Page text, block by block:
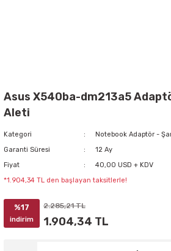
Asus X540ba-dm213a5
Aleti
Kategori
Notebook Adaptör -
Garanti Süresi
12 Ay
Fiyat
40,00 USD + KDV
*1.904,34 TL den başlayan taksitlerle!
%17
indirim
2.285,21 TL
1.904,34 TL